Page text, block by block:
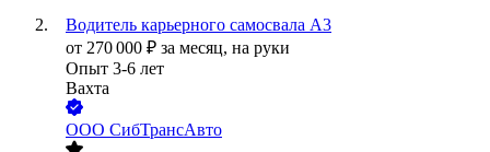
Водитель карьерного самосвала А3
от 270 000 ₽ за месяц, на руки
Опыт 3-6 лет
Вахта
ООО СибТрансАвто